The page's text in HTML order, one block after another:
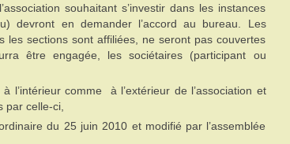
souhaitant s’investir dans les instances
devront en demander l’accord au bureau. Les
les sections sont affiliées, ne seront pas couvertes
être engagée, les sociétaires (participant ou
l’intérieur comme à l’extérieur de l’association et
par celle-ci,
du 25 juin 2010 et modifié par l’assemblée